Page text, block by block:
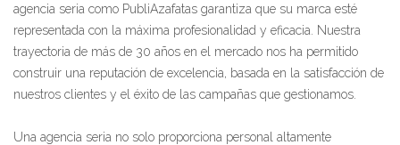
agencia seria como PubliAzafatas garantiza que su marca esté
representada con la máxima profesionalidad y eficacia. Nuestra
trayectoria de más de 30 años en el mercado nos ha permitido
construir una reputación de excelencia, basada en la satisfacción de
nuestros clientes y el éxito de las campañas que gestionamos.
Una agencia seria no solo proporciona personal altamente